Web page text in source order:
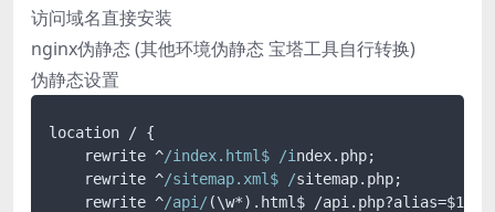
访问域名直接安装
nginx伪静态 (其他环境伪静态 宝塔工具自行转换)
伪静态设置
location / {
    rewrite ^
/index.html$ /i ndex. php;
    rewrite ^
/sitemap.xml$ /sitemap. php;
    rewrite ^
/api/ (\w*). html$ /api. php?alias=$1;